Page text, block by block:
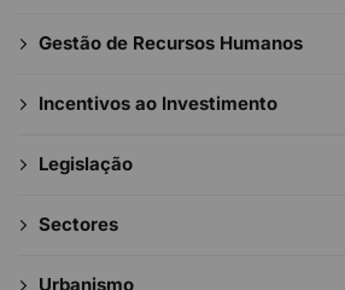
Gestão de Recursos Humanos
Incentivos ao Investimento
Legislação
Sectores
Urbanismo